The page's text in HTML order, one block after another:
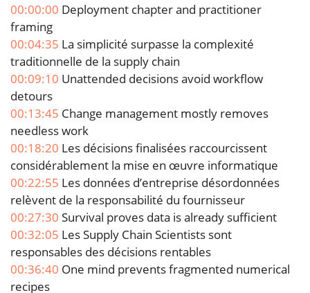
00:00:00 Deployment chapter and practitioner
framing
00:04:35 La simplicité surpasse la complexité
traditionnelle de la supply chain
00:09:10 Unattended decisions avoid workflow
detours
00:13:45 Change management mostly removes
needless work
00:18:20 Les décisions finalisées raccourcissent
considérablement la mise en œuvre informatique
00:22:55 Les données d’entreprise désordonnées
relèvent de la responsabilité du fournisseur
00:27:30 Survival proves data is already sufficient
00:32:05 Les Supply Chain Scientists sont
responsables des décisions rentables
00:36:40 One mind prevents fragmented numerical
recipes